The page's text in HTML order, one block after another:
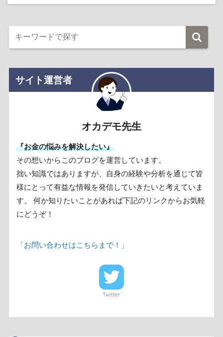
サイト運営者
オカデモ先生
『お金の悩みを解決したい』
その想いからこのブログを運営しています。
拙い知識ではありますが、自身の経験や分析を通じて皆
様にとって有益な情報を発信していきたいと考えていま
す。 何か知りたいことがあれば下記のリンクからお気軽
にどうぞ！
「お問い合わせはこちらまで！」
Twitter